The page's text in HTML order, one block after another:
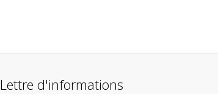
Lettre d'informations